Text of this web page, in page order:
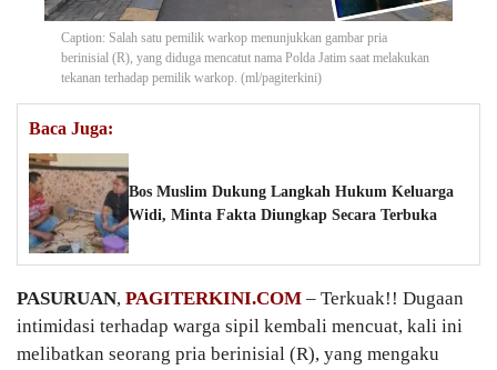
Caption: Salah satu pemilik warkop menunjukkan gambar pria
berinisial (R), yang diduga mencatut nama Polda Jatim saat melakukan
tekanan terhadap pemilik warkop. (ml/pagiterkini)
Baca Juga:
Bos Muslim Dukung Langkah Hukum Keluarga
Widi, Minta Fakta Diungkap Secara Terbuka
PASURUAN, PAGITERKINI.COM – Terkuak!! Dugaan
intimidasi terhadap warga sipil kembali mencuat, kali ini
melibatkan seorang pria berinisial (R), yang mengaku